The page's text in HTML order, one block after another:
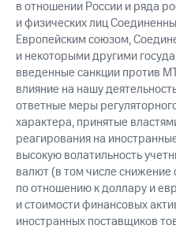
в отношении России и ряда
и физических лиц
Европейским союзом,
и некоторыми другими
введенные санкции против
влияние на нашу
ответные меры
характера, принятые
реагирования на
высокую волатильность
валют (в том числе снижение
по отношению к доллару и
и стоимости финансовых
иностранных поставщиков